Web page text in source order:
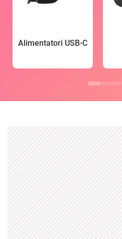
Alimentatori USB-C